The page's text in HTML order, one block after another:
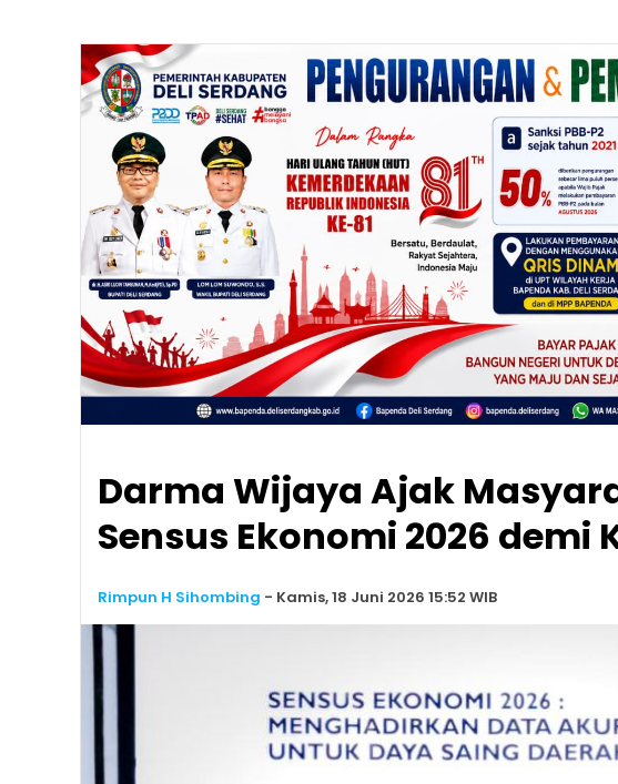
Darma Wijaya Ajak
Sensus Ekonomi 2026 demi
Rimpun H Sihombing - Kamis, 18 Juni 2026 15:52 WIB